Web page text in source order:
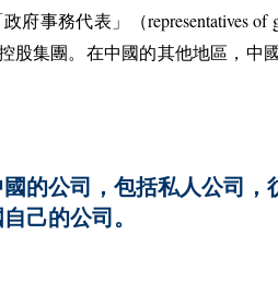
政府事務代表」（representatives of
股集團。 在中國的其他地區，中
的公司，包括私人公司，
己的公司。